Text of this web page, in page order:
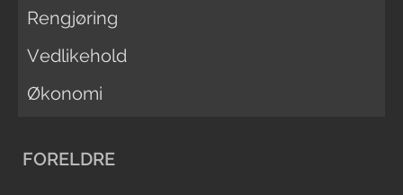
Rengjøring
Vedlikehold
Økonomi
FORELDRE